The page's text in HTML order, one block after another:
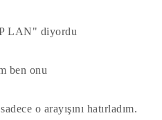
LAN" diyordu
ben onu
o arayışını hatırladım.